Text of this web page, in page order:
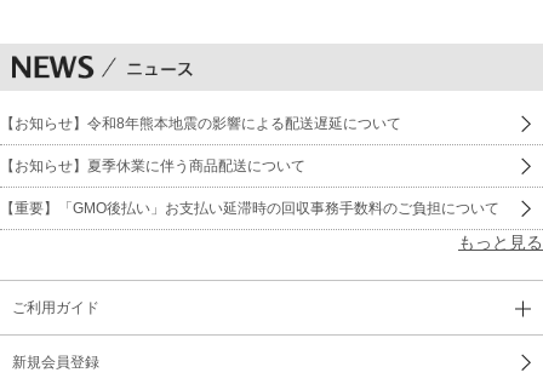
【お知らせ】令和8年熊本地震の影響による配送遅延について
【お知らせ】夏季休業に伴う商品配送について
【重要】「GMO後払い」お支払い延滞時の回収事務手数料のご負担について
もっと見る
ご利用ガイド
新規会員登録